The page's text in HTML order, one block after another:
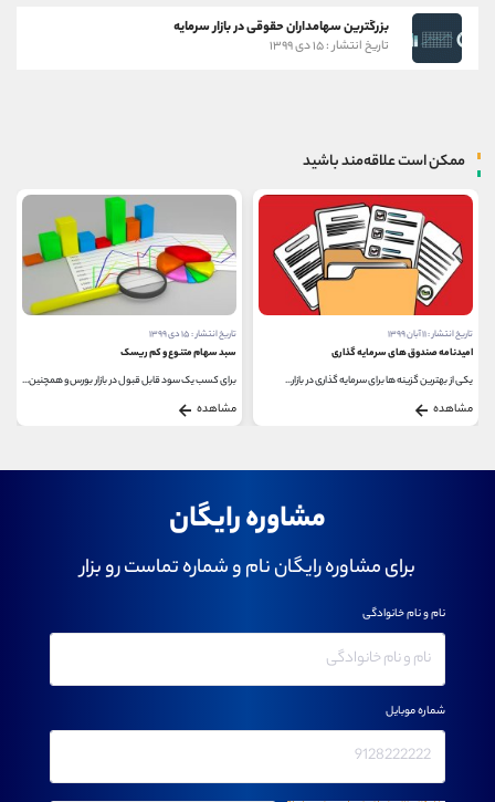
بزرگترین سهامداران حقوقی در بازار سرمایه
تاریخ انتشار : ۱۵ دی ۱۳۹۹
ممکن است علاقه‌مند باشید
تاریخ انتشار : ۱۱ آبان ۱۳۹۹
امیدنامه صندوق های سرمایه گذاری
یکی از بهترین گزینه ها برای سرمایه گذاری در بازار...
مشاهده
تاریخ انتشار : ۱۵ دی ۱۳۹۹
سبد سهام متنوع و کم ریسک
برای کسب یک سود قابل قبول در بازار بورس و همچنین...
مشاهده
مشاوره رایگان
برای مشاوره رایگان نام و شماره تماست رو بزار
نام و نام خانوادگی
شماره موبایل